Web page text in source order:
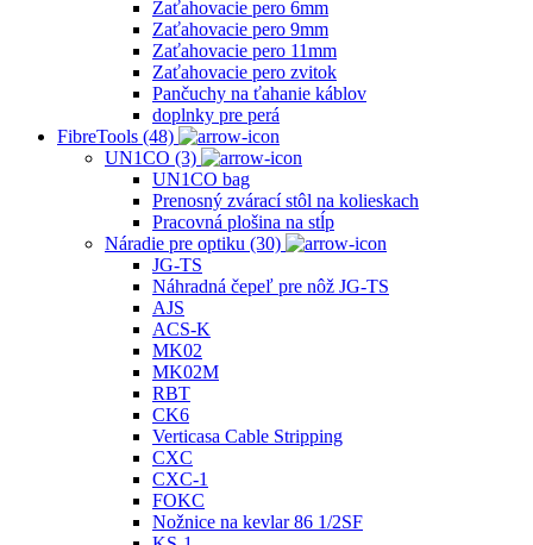
Zaťahovacie pero 6mm
Zaťahovacie pero 9mm
Zaťahovacie pero 11mm
Zaťahovacie pero zvitok
Pančuchy na ťahanie káblov
doplnky pre perá
FibreTools (48)
UN1CO (3)
UN1CO bag
Prenosný zvárací stôl na kolieskach
Pracovná plošina na stĺp
Náradie pre optiku (30)
JG-TS
Náhradná čepeľ pre nôž JG-TS
AJS
ACS‐K
MK02
MK02M
RBT
CK6
Verticasa Cable Stripping
CXC
CXC-1
FOKC
Nožnice na kevlar 86 1/2SF